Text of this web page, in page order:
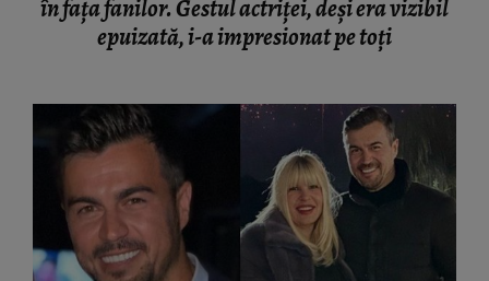
în fața fanilor. Gestul actriței, deși era vizibil
epuizată, i-a impresionat pe toți